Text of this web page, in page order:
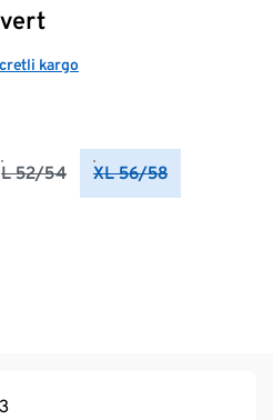
kargo
L 52/54 XL 56/58